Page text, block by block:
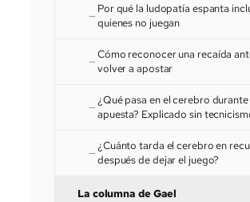
Por qué la ludopatía espanta
quienes no juegan
Cómo reconocer una recaída
volver a apostar
¿Qué pasa en el cerebro durante
apuesta? Explicado sin
¿Cuánto tarda el cerebro en
después de dejar el juego?
La columna de Gael